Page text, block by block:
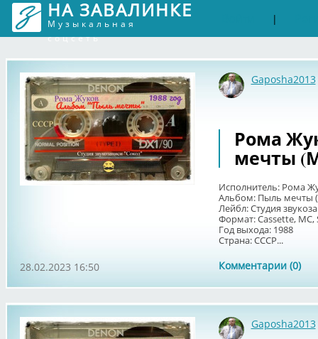
НА ЗАВАЛИНКЕ
Музыкальная
соцсеть
|
Gaposha2013
Рома
мечты
Исполнитель: Рома
Альбом: Пыль мечты
Лейбл: Студия
Формат: Cassette,
Год выхода: 1988
Страна: СССР...
Комментарии (0)
28.02.2023 16:50
Gaposha2013